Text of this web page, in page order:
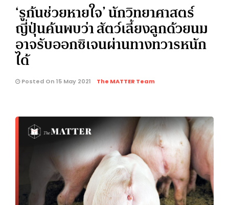
‘รูก้นช่วยหายใจ’ นักวิทยาศาสตร์
ญี่ปุ่นค้นพบว่า สัตว์เลี้ยงลูกด้วยนม
อาจรับออกซิเจนผ่านทางทวารหนัก
ได้
Posted On 15 May 2021 The MATTER Team